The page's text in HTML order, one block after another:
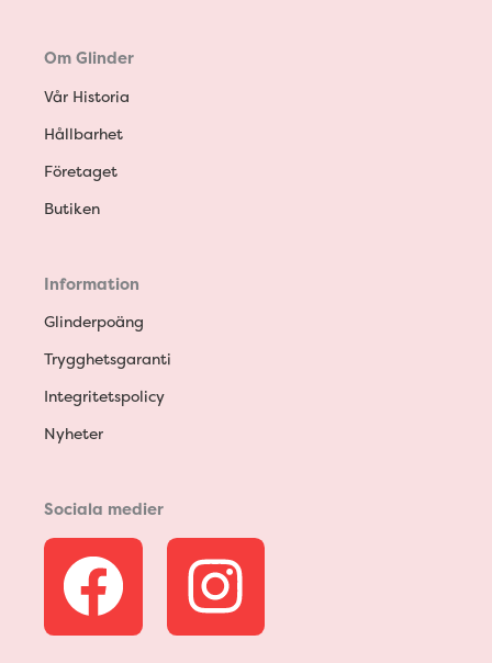
Om Glinder
Vår Historia
Hållbarhet
Företaget
Butiken
Information
Glinderpoäng
Trygghetsgaranti
Integritetspolicy
Nyheter
Sociala medier
F
a
I
n